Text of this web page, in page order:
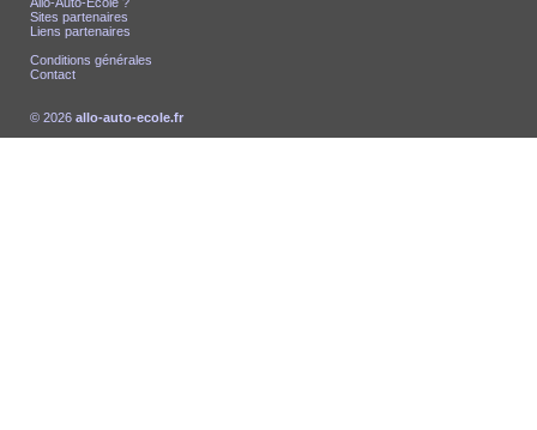
Sites partenaires
Liens partenaires
Conditions générales
Contact
© 2026 allo-auto-ecole.fr